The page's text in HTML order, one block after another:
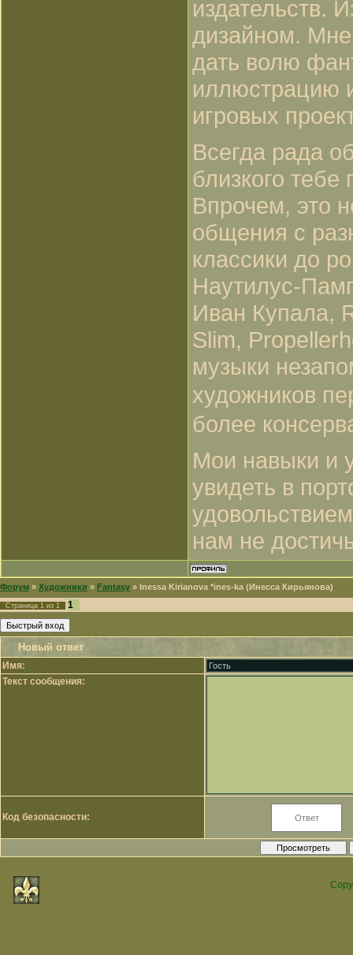
издательств.
дизайном.
дать волю
иллюстрацию
игровых
Всегда рада
близкого
Впрочем, это
общения с
классики до
Наутилус-
Иван Купала,
Slim,
музыки
художников
более
Мои навыки и
увидеть в
нам не
Форум » Художники » Fantasy » Inessa Kirianova *ines-ka (Инесса Кирьянова)
Страница 1 из 1 1
Новый ответ
Имя:
Текст сообщения:
Код безопасности: